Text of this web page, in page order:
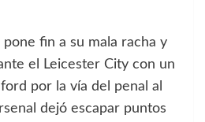
fin a su mala racha y
el Leicester City con un
por la vía del penal al
dejó escapar puntos